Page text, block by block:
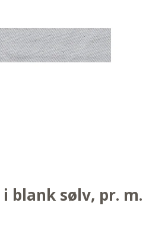
blank sølv, pr. m.